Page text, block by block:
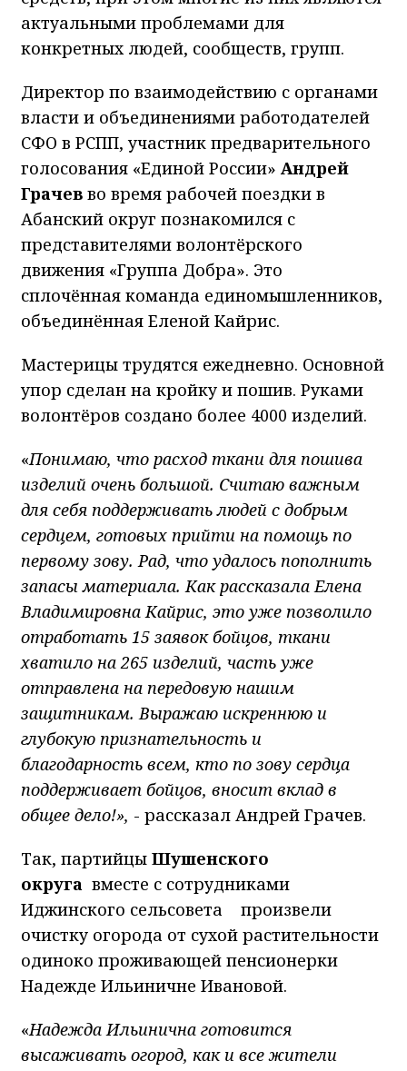
актуальными проблемами для
конкретных людей, сообществ, групп.
Директор по взаимодействию с органами
власти и объединениями работодателей
СФО в РСПП, участник предварительного
голосования «Единой России» Андрей
Грачев во время рабочей поездки в
Абанский округ познакомился с
представителями волонтёрского
движения «Группа Добра». Это
сплочённая команда единомышленников,
объединённая Еленой Кайрис.
Мастерицы трудятся ежедневно. Основной
упор сделан на кройку и пошив. Руками
волонтёров создано более 4000 изделий.
«Понимаю, что расход ткани для пошива
изделий очень большой. Считаю важным
для себя поддерживать людей с добрым
сердцем, готовых прийти на помощь по
первому зову. Рад, что удалось пополнить
запасы материала. Как рассказала Елена
Владимировна Кайрис, это уже позволило
отработать 15 заявок бойцов, ткани
хватило на 265 изделий, часть уже
отправлена на передовую нашим
защитникам. Выражаю искреннюю и
глубокую признательность и
благодарность всем, кто по зову сердца
поддерживает бойцов, вносит вклад в
общее дело!», - рассказал Андрей Грачев.
Так, партийцы Шушенского
округа вместе с сотрудниками
Иджинского сельсовета произвели
очистку огорода от сухой растительности
одиноко проживающей пенсионерки
Надежде Ильиничне Ивановой.
«Надежда Ильинична готовится
высаживать огород, как и все жители